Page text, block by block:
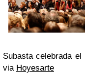
Subasta celebrada
via Hoyesarte